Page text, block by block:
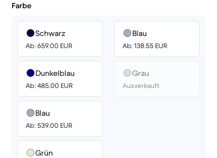
Farbe
Schwarz
Ab: 659.00 EUR
Dunkelblau
Ab: 485.00 EUR
Blau
Ab: 539.00 EUR
Grün
Blau
Ab: 138.55 EUR
Grau
Ausverkauft